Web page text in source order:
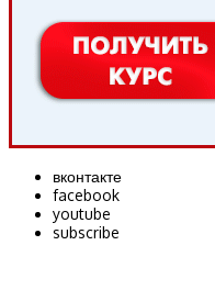
вконтакте
facebook
youtube
subscribe